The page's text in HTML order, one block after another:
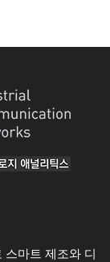
스마트 제조와 디